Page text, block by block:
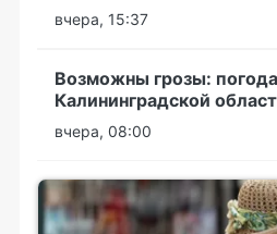
вчера, 15:37
Возможны грозы:
Калининградской
вчера, 08:00